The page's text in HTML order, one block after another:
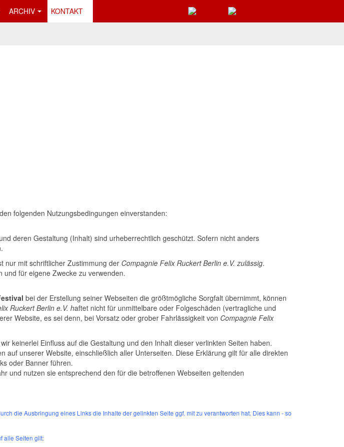
ARCHIV KONTAKT
folgenden Nutzungsbedingungen einverstanden:
deren Gestaltung (Inhalt) sind urheberrechtlich geschützt. Sofern nicht anders
nur mit schriftlicher Zustimmung der Compagnie Felix Ruckert Berlin e.V. zulässig.
und für eigene Zwecke zu verwenden.
bei der Erstellung seiner Webseiten die größtmögliche Sorgfalt übernimmt, können
Ruckert Berlin e.V. haftet nicht für unmittelbare oder Folgeschäden (vertragliche und
Website, es sei denn, bei Vorsatz oder grober Fahrlässigkeit von Compagnie Felix
keinerlei Einfluss auf die Gestaltung und den Inhalt dieser verlinkten Seiten haben.
auf unserer Website, einschließlich aller Unterseiten. Diese Erklärung gilt für alle direkten
oder Banner führen.
und nutzen sie entsprechend den für die betroffenen Webseiten geltenden
die Ausbringung eines Links die Inhalte der gelinkten Seite ggf. mit zu verantworten hat. Dies kann - so
alle Seiten gilt: